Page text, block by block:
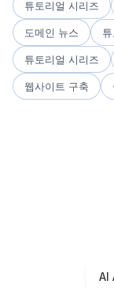
튜토리얼 시리즈
도메인 뉴스
튜토리얼 시리즈
웹사이트 구축